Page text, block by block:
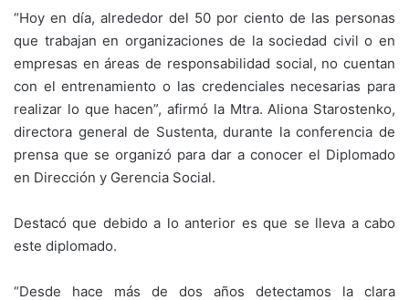
“Hoy en día, alrededor del 50 por ciento de las personas
que trabajan en organizaciones de la sociedad civil o en
empresas en áreas de responsabilidad social, no cuentan
con el entrenamiento o las credenciales necesarias para
realizar lo que hacen”, afirmó la Mtra. Aliona Starostenko,
directora general de Sustenta, durante la conferencia de
prensa que se organizó para dar a conocer el Diplomado
en Dirección y Gerencia Social.
Destacó que debido a lo anterior es que se lleva a cabo
este diplomado.
“Desde hace más de dos años detectamos la clara